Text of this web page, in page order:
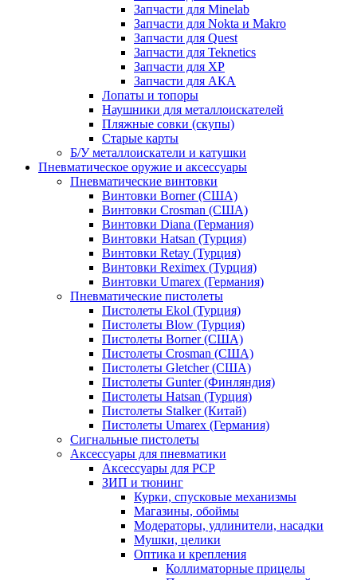
Запчасти для Minelab
Запчасти для Nokta и Makro
Запчасти для Quest
Запчасти для Teknetics
Запчасти для XP
Запчасти для АКА
Лопаты и топоры
Наушники для металлоискателей
Пляжные совки (скупы)
Старые карты
Б/У металлоискатели и катушки
Пневматическое оружие и аксессуары
Пневматические винтовки
Винтовки Borner (США)
Винтовки Crosman (США)
Винтовки Diana (Германия)
Винтовки Hatsan (Турция)
Винтовки Retay (Турция)
Винтовки Reximex (Турция)
Винтовки Umarex (Германия)
Пневматические пистолеты
Пистолеты Ekol (Турция)
Пистолеты Blow (Турция)
Пистолеты Borner (США)
Пистолеты Crosman (США)
Пистолеты Gletcher (США)
Пистолеты Gunter (Финляндия)
Пистолеты Hatsan (Турция)
Пистолеты Stalker (Китай)
Пистолеты Umarex (Германия)
Сигнальные пистолеты
Аксессуары для пневматики
Аксессуары для PCP
ЗИП и тюнинг
Курки, спусковые механизмы
Магазины, обоймы
Модераторы, удлинители, насадки
Мушки, целики
Оптика и крепления
Коллиматорные прицелы